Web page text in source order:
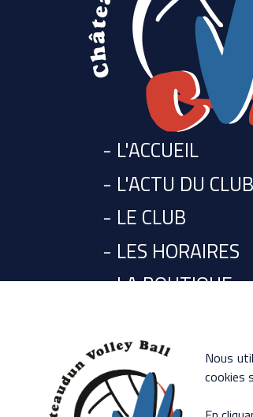
Nous
cookies
- L'ACCUEIL
- L'ACTU DU CLUB
- LE CLUB
- LES HORAIRES
- LA BOUTIQUE
- Mentions légales